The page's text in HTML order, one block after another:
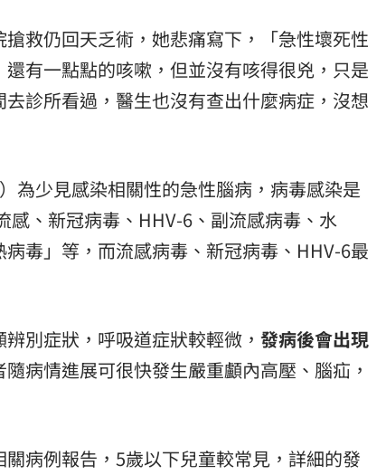
救仍回天乏術，她悲痛寫下，「急性壞死性
有一點點的咳嗽，但並沒有咳得很兇，只是
診所看過，醫生也沒有查出什麼病症，沒想
為少見感染相關性的急性腦病，病毒感染是
感、新冠病毒、HHV-6、副流感病毒、水
毒」等，而流感病毒、新冠病毒、HHV-6最
別症狀，呼吸道症狀較輕微， 發病後會出現
隨病情進展可很快發生嚴重顱內高壓、腦疝，
病例報告，5歲以下兒童較常見，詳細的發